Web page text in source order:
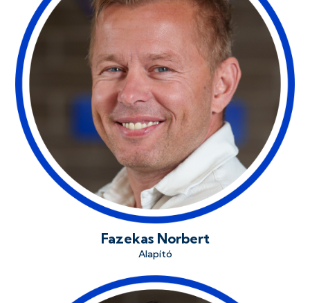
Fazekas Norbert
Alapító